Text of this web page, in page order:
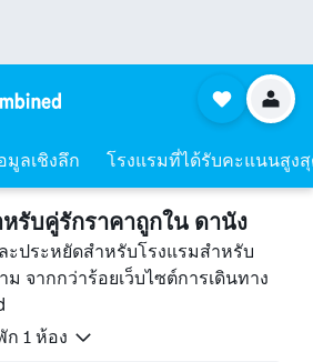
มูลเชิงลึก โรงแรมที่ได้รับคะแนนสูง
รับคู่รักราคาถูกใน ดานัง
ะประหยัดสำหรับโรงแรมสำหรับ
ม จากกว่าร้อยเว็บไซต์การเดินทาง
ก 1 ห้อง